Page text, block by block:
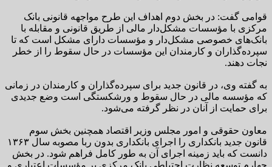
قوامی گفت: در بخش دوم اهداف این طرح مواجهه قانونی بانک
مرکزی با مؤسسات مشکل‌دار مالی از طریق قانونی و مقابله با
بانک‌های خصوصی مشکل‌دار و مؤسسات دارای مشکل است که تا
سپرده‌گذاران و کارمندان این مؤسسات در حال سقوط را از خطر
نجات دهند.
به گفته وی، در قانون جدید برای سپرده‌گذاران و کارمندان در زمانی
که مؤسسه مالی در حال سقوط و ورشکستگی است وضع جدیدی
برای حمایت از آنان در نظر گرفته می‌شود.
معاون حقوقی و امور مجلس وزیر اقتصاد همچنین بخش سوم
قانون جدید بانکداری را اجرای بانکداری بدون ربا مصوبه سال ۱۳۶۳
دانست که باید زمینه اجرای آن به طور کامل فراهم شود. در بخش
چهارم توسعه نظارت احتیاطی بانک مرکزی بر مؤسسات اعتباری و